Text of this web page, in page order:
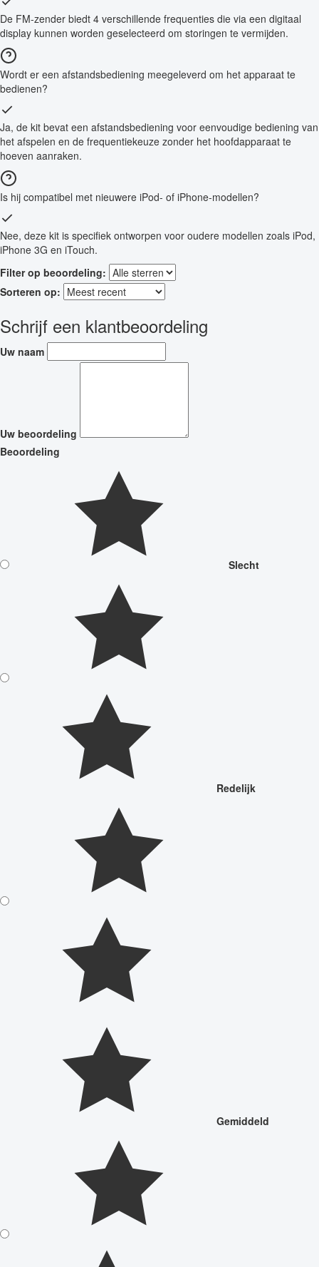
De FM-zender biedt 4 verschillende frequenties die via een digitaal
display kunnen worden geselecteerd om storingen te vermijden.
Wordt er een afstandsbediening meegeleverd om het apparaat te
bedienen?
Ja, de kit bevat een afstandsbediening voor eenvoudige bediening van
het afspelen en de frequentiekeuze zonder het hoofdapparaat te
hoeven aanraken.
Is hij compatibel met nieuwere iPod- of iPhone-modellen?
Nee, deze kit is specifiek ontworpen voor oudere modellen zoals iPod,
iPhone 3G en iTouch.
Filter op beoordeling:
Sorteren op:
Schrijf een klantbeoordeling
Uw naam
Uw beoordeling
Beoordeling
Slecht
Redelijk
Gemiddeld